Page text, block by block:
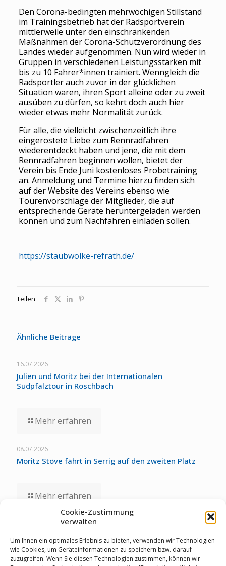
Cookie-Zustimmung
verwalten
Um Ihnen ein optimales Erlebnis zu bieten, verwenden wir Technologien
wie Cookies, um Geräteinformationen zu speichern bzw. darauf
zuzugreifen. Wenn Sie diesen Technologien zustimmen, können wir
Den Corona-bedingten mehrwöchigen Stillstand
im Trainingsbetrieb hat der Radsportverein
mittlerweile unter den einschränkenden
Maßnahmen der Corona-Schutzverordnung des
Landes wieder aufgenommen. Nun wird wieder in
Gruppen in verschiedenen Leistungsstärken mit
bis zu 10 Fahrer*innen trainiert. Wenngleich die
Radsportler auch zuvor in der glücklichen
Situation waren, ihren Sport alleine oder zu zweit
ausüben zu dürfen, so kehrt doch auch hier
wieder etwas mehr Normalität zurück.
Für alle, die vielleicht zwischenzeitlich ihre
eingerostete Liebe zum Rennradfahren
wiederentdeckt haben und jene, die mit dem
Rennradfahren beginnen wollen, bietet der
Verein bis Ende Juni kostenloses Probetraining
an. Anmeldung und Termine hierzu finden sich
auf der Website des Vereins ebenso wie
Tourenvorschläge der Mitglieder, die auf
entsprechende Geräte heruntergeladen werden
können und zum Nachfahren einladen sollen.
https://staubwolke-refrath.de/
Teilen
Ähnliche Beiträge
16.07.2026
Julien und Moritz bei der Internationalen
Südpfalztour in Roschbach
Mehr erfahren
08.07.2026
Moritz Stöve fährt in Serrig auf den zweiten Platz
Mehr erfahren
Staubwolke-U17 zollt unglücklichen Umständen bei
Deutschen Meisterschaften Tribut